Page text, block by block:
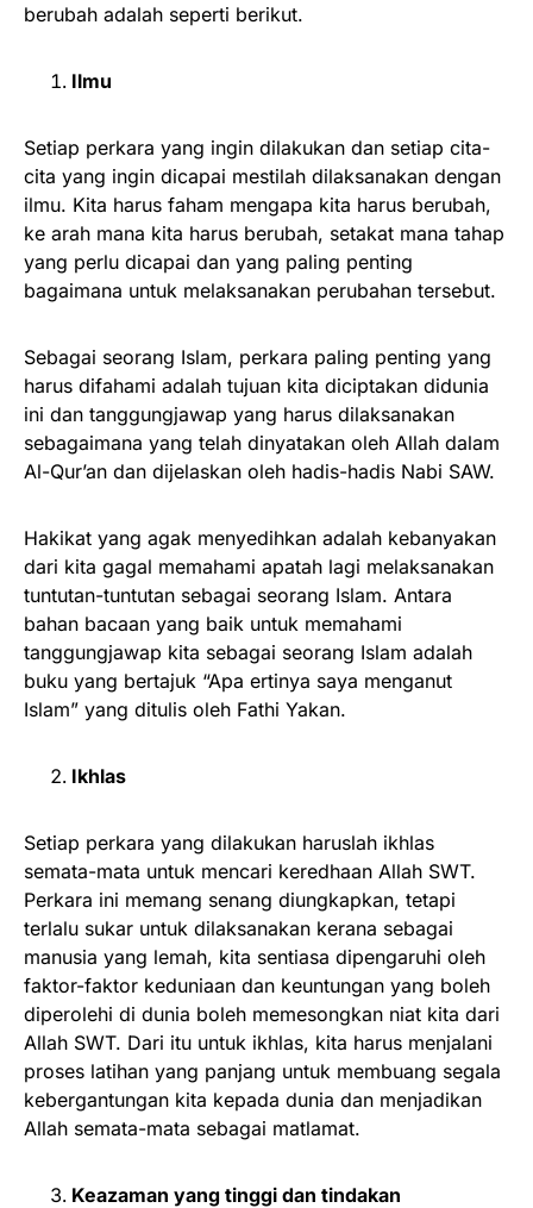
berubah adalah seperti berikut.
Ilmu
Setiap perkara yang ingin dilakukan dan setiap cita-
cita yang ingin dicapai mestilah dilaksanakan dengan
ilmu. Kita harus faham mengapa kita harus berubah,
ke arah mana kita harus berubah, setakat mana tahap
yang perlu dicapai dan yang paling penting
bagaimana untuk melaksanakan perubahan tersebut.
Sebagai seorang Islam, perkara paling penting yang
harus difahami adalah tujuan kita diciptakan didunia
ini dan tanggungjawap yang harus dilaksanakan
sebagaimana yang telah dinyatakan oleh Allah dalam
Al-Qur’an dan dijelaskan oleh hadis-hadis Nabi SAW.
Hakikat yang agak menyedihkan adalah kebanyakan
dari kita gagal memahami apatah lagi melaksanakan
tuntutan-tuntutan sebagai seorang Islam. Antara
bahan bacaan yang baik untuk memahami
tanggungjawap kita sebagai seorang Islam adalah
buku yang bertajuk “Apa ertinya saya menganut
Islam” yang ditulis oleh Fathi Yakan.
Ikhlas
Setiap perkara yang dilakukan haruslah ikhlas
semata-mata untuk mencari keredhaan Allah SWT.
Perkara ini memang senang diungkapkan, tetapi
terlalu sukar untuk dilaksanakan kerana sebagai
manusia yang lemah, kita sentiasa dipengaruhi oleh
faktor-faktor keduniaan dan keuntungan yang boleh
diperolehi di dunia boleh memesongkan niat kita dari
Allah SWT. Dari itu untuk ikhlas, kita harus menjalani
proses latihan yang panjang untuk membuang segala
kebergantungan kita kepada dunia dan menjadikan
Allah semata-mata sebagai matlamat.
Keazaman yang tinggi dan tindakan